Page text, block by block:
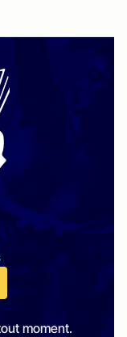
moment.